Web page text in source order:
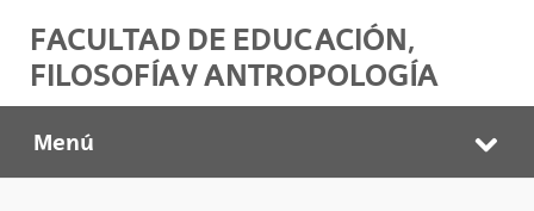
FACULTAD DE EDUCACIÓN,
FILOSOFÍA Y ANTROPOLOGÍA
PEDAGOGOS PROFESIONALES
Menú